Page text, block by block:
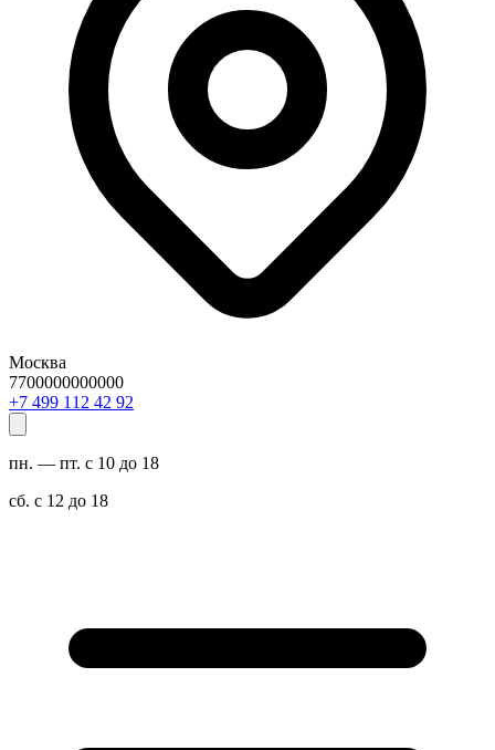
Москва
7700000000000
29 24 211 994 7+
пн. — пт. с 10 до 18
сб. с 12 до 18